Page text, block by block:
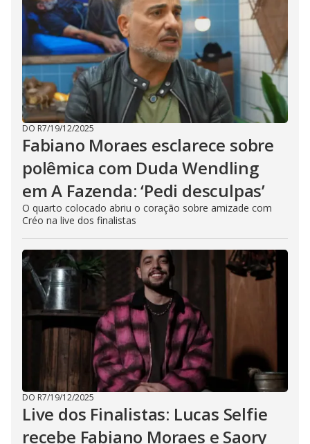
DO R7/19/12/2025
Fabiano Moraes esclarece sobre
polêmica com Duda Wendling
em A Fazenda: ‘Pedi desculpas’
O quarto colocado abriu o coração sobre amizade com
Créo na live dos finalistas
DO R7/19/12/2025
Live dos Finalistas: Lucas Selfie
recebe Fabiano Moraes e Saory